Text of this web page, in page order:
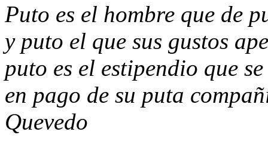
Puto es el hombre que de
y puto el que sus gustos
puto es el estipendio que
en pago de su puta
Quevedo